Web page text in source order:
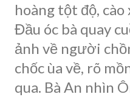
hoàng tột độ,
Đầu óc bà quay
ảnh về người
chốc ùa về, rõ
qua. Bà An nhìn